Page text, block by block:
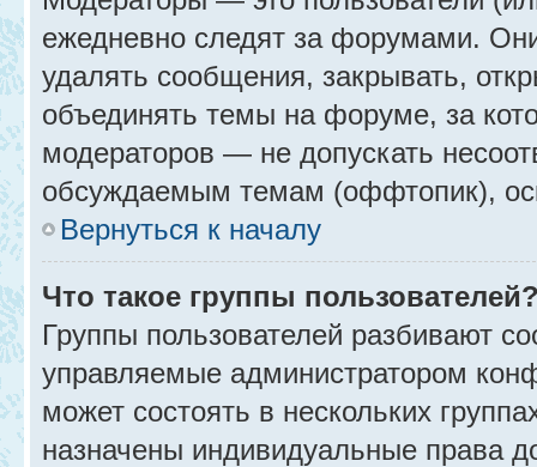
ежедневно следят за форумами.
удалять сообщения, закрывать,
объединять темы на форуме, за
модераторов — не допускать
обсуждаемым темам (оффтопик),
Вернуться к началу
Что такое группы
Группы пользователей разбивают
управляемые администратором
может состоять в нескольких
назначены индивидуальные права